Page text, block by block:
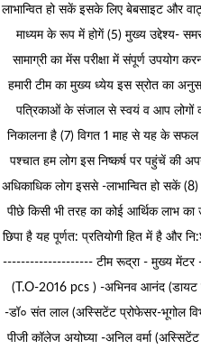
लाभान्वित हो सकें इसके लिए बेबसाइट और
माध्यम के रूप में होगें (5) मुख्य उद्देश्य-
सामाग्री का मेंस परीक्षा में संपूर्ण उपयोग
हमारी टीम का मुख्य ध्येय इस स्रोत का
पत्रिकाओं के संजाल से स्वयं व आप लोगों
निकालना है (7) विगत 1 माह से यह के सफल
पश्चात हम लोग इस निष्कर्ष पर पहुंचें की
अधिकाधिक लोग इससे -लाभान्वित हो सकें
पीछे किसी भी तरह का कोई आर्थिक लाभ का
छिपा है यह पूर्णत: प्रतियोगी हित में है और
-------------------- टीम रूद्रा - मुख्य मेंटर -
(T.O-2016 pcs ) -अभिनव आनंद (डायट
-डॉ० संत लाल (अस्सिटेंट प्रोफेसर-भूगोल
पीजी कॉलेज अयोघ्या -अनिल वर्मा